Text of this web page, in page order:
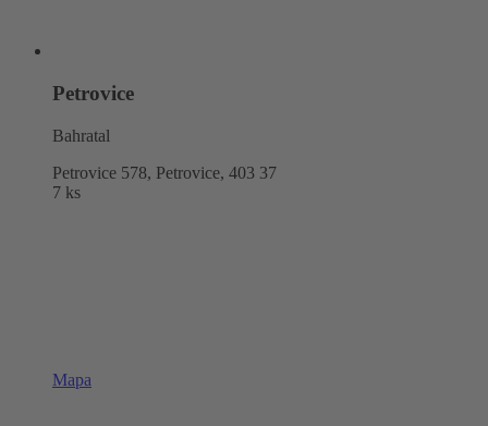
Petrovice
Bahratal
Petrovice 578, Petrovice, 403 37
7 ks
Mapa